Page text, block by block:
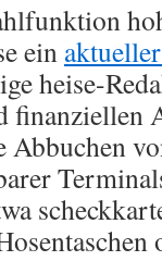
ein
heise-
finanziellen
Abbuchen